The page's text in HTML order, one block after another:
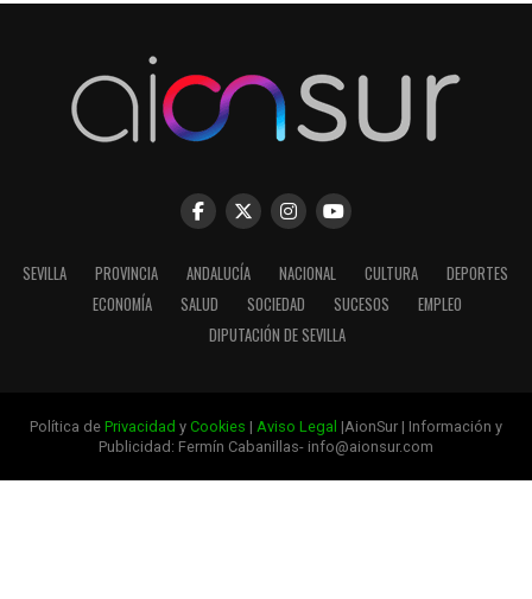
SEVILLA PROVINCIA ANDALUCÍA NACIONAL CULTURA
DEPORTES
ECONOMÍA
SALUD SOCIEDAD SUCESOS
EMPLEO
DIPUTACIÓN DE SEVILLA
Política de Privacidad y Cookies | Aviso Legal |AionSur | Información y
Publicidad: Fermín Cabanillas- info@aionsur.com